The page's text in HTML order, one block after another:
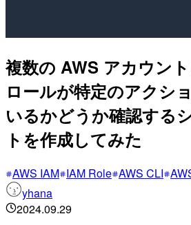
複数の AWS アカウン
ロールが特定のアクシ
いるかどうか確認する
トを作成してみた
AWS IAM IAM Role AWS CLI
yhana
2024.09.29